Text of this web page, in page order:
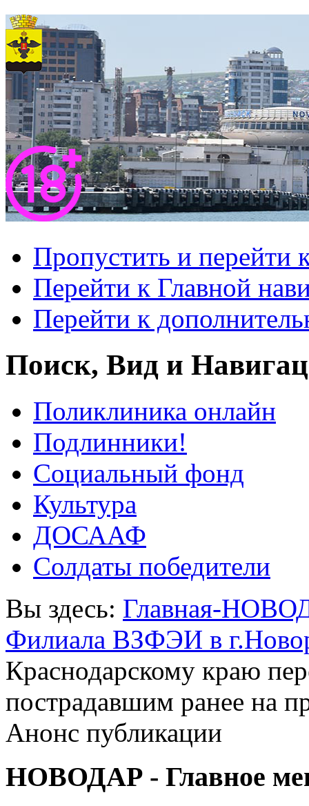
Пропустить и перейти
Перейти к Главной
Перейти к
Поиск, Вид и
Поликлиника онлайн
Подлинники!
Социальный фонд
Культура
ДОСААФ
Солдаты победители
Вы здесь: Главная-
Филиала ВЗФЭИ в
Краснодарскому краю
пострадавшим ранее на
Анонс публикации
НОВОДАР - Главное